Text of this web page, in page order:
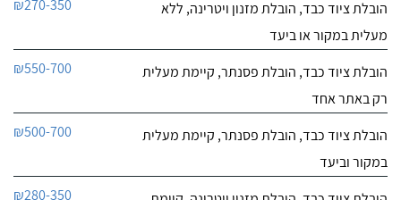
הובלת ציוד כבד, הובלת מזנון ויטרינה, ללא
מעלית במקור או ביעד
₪270-350
הובלת ציוד כבד, הובלת פסנתר, קיימת מעלית
רק באתר אחד
₪550-700
הובלת ציוד כבד, הובלת פסנתר, קיימת מעלית
במקור וביעד
₪500-700
₪280-350